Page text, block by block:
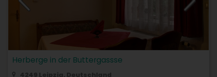
Herberge in der Buttergassse
4249 Leipzig, Deutschland